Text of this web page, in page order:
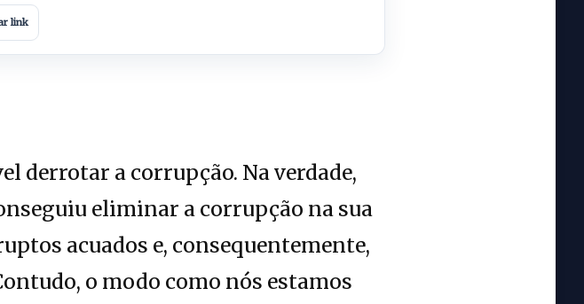
link
derrotar a corrupção. Na verdade,
eliminar a corrupção na sua
acuados e, consequentemente,
o modo como nós estamos